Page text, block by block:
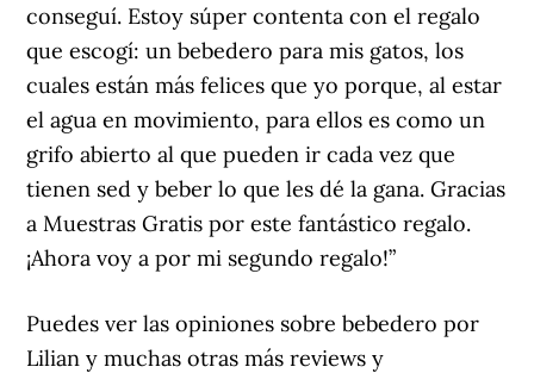
conseguí. Estoy súper contenta con el regalo
que escogí: un bebedero para mis gatos, los
cuales están más felices que yo porque, al estar
el agua en movimiento, para ellos es como un
grifo abierto al que pueden ir cada vez que
tienen sed y beber lo que les dé la gana. Gracias
a Muestras Gratis por este fantástico regalo.
¡Ahora voy a por mi segundo regalo!”
Puedes ver las opiniones sobre bebedero por
Lilian y muchas otras más reviews y